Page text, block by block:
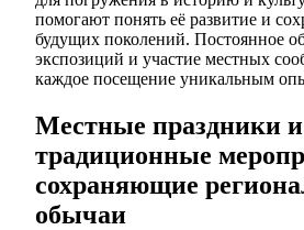
помогают понять её развитие и
будущих поколений. Постоянное
экспозиций и участие местных
каждое посещение уникальным
Местные праздники и
традиционные
сохраняющие
обычаи